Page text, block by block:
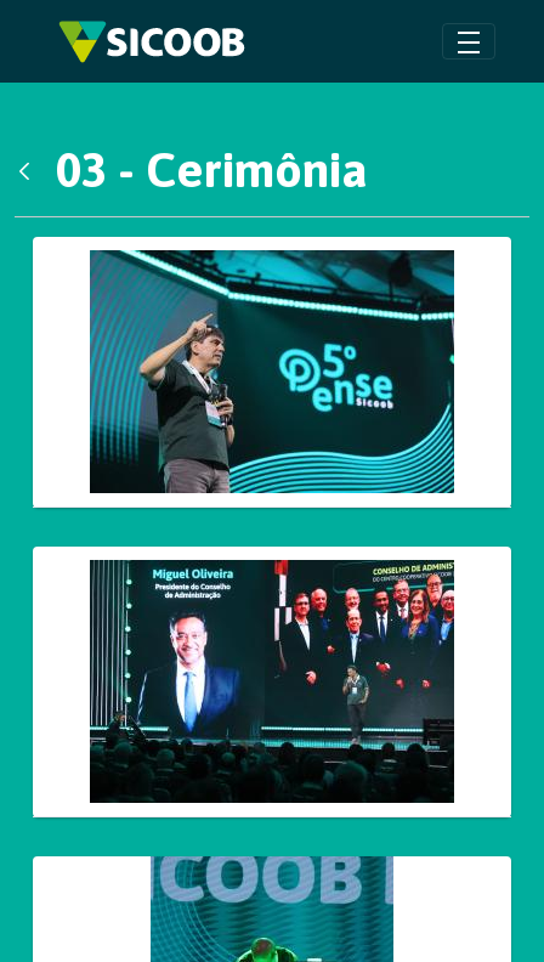
Pular para o Conteúdo principal
03 - Cerimônia
Galeria de Mídias